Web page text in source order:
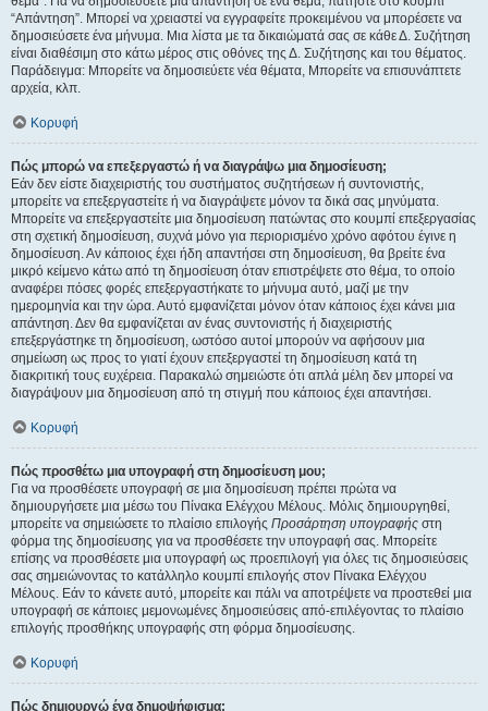
“Απάντηση”. Μπορεί να χρειαστεί να εγγραφείτε προκειμένου να μπορέσετε να
δημοσιεύσετε ένα μήνυμα. Μια λίστα με τα δικαιώματά σας σε κάθε Δ. Συζήτηση
είναι διαθέσιμη στο κάτω μέρος στις οθόνες της Δ. Συζήτησης και του θέματος.
Παράδειγμα: Μπορείτε να δημοσιεύετε νέα θέματα, Μπορείτε να επισυνάπτετε
αρχεία, κλπ.
Κορυφή
Πώς μπορώ να επεξεργαστώ ή να διαγράψω μια δημοσίευση;
Εάν δεν είστε διαχειριστής του συστήματος συζητήσεων ή συντονιστής,
μπορείτε να επεξεργαστείτε ή να διαγράψετε μόνον τα δικά σας μηνύματα.
Μπορείτε να επεξεργαστείτε μια δημοσίευση πατώντας στο κουμπί επεξεργασίας
στη σχετική δημοσίευση, συχνά μόνο για περιορισμένο χρόνο αφότου έγινε η
δημοσίευση. Αν κάποιος έχει ήδη απαντήσει στη δημοσίευση, θα βρείτε ένα
μικρό κείμενο κάτω από τη δημοσίευση όταν επιστρέψετε στο θέμα, το οποίο
αναφέρει πόσες φορές επεξεργαστήκατε το μήνυμα αυτό, μαζί με την
ημερομηνία και την ώρα. Αυτό εμφανίζεται μόνον όταν κάποιος έχει κάνει μια
απάντηση. Δεν θα εμφανίζεται αν ένας συντονιστής ή διαχειριστής
επεξεργάστηκε τη δημοσίευση, ωστόσο αυτοί μπορούν να αφήσουν μια
σημείωση ως προς το γιατί έχουν επεξεργαστεί τη δημοσίευση κατά τη
διακριτική τους ευχέρεια. Παρακαλώ σημειώστε ότι απλά μέλη δεν μπορεί να
διαγράψουν μια δημοσίευση από τη στιγμή που κάποιος έχει απαντήσει.
Κορυφή
Πώς προσθέτω μια υπογραφή στη δημοσίευση μου;
Για να προσθέσετε υπογραφή σε μια δημοσίευση πρέπει πρώτα να
δημιουργήσετε μια μέσω του Πίνακα Ελέγχου Μέλους. Μόλις δημιουργηθεί,
μπορείτε να σημειώσετε το πλαίσιο επιλογής Προσάρτηση υπογραφής στη
φόρμα της δημοσίευσης για να προσθέσετε την υπογραφή σας. Μπορείτε
επίσης να προσθέσετε μια υπογραφή ως προεπιλογή για όλες τις δημοσιεύσεις
σας σημειώνοντας το κατάλληλο κουμπί επιλογής στον Πίνακα Ελέγχου
Μέλους. Εάν το κάνετε αυτό, μπορείτε και πάλι να αποτρέψετε να προστεθεί μια
υπογραφή σε κάποιες μεμονωμένες δημοσιεύσεις από-επιλέγοντας το πλαίσιο
επιλογής προσθήκης υπογραφής στη φόρμα δημοσίευσης.
Κορυφή
Πώς δημιουργώ ένα δημοψήφισμα;